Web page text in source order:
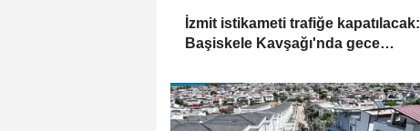
İzmit istikameti trafiğe kapatılacak:
Başiskele Kavşağı'nda gece